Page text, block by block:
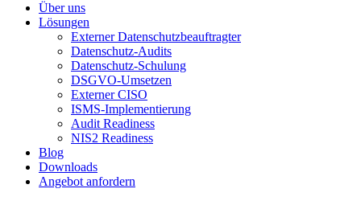
Über uns
Lösungen
Externer Datenschutzbeauftragter
Datenschutz-Audits
Datenschutz-Schulung
DSGVO-Umsetzen
Externer CISO
ISMS-Implementierung
Audit Readiness
NIS2 Readiness
Blog
Downloads
Angebot anfordern